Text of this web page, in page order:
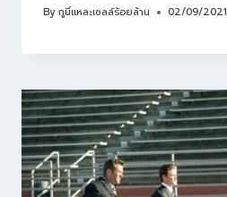
Byกูนี่แหละเซลล์ร้อยล้าน 02/09/2021